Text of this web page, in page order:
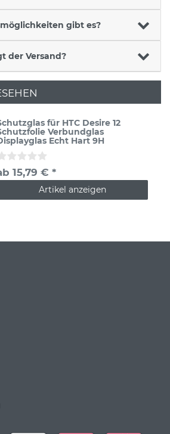
gibt es?
der Versand?
für HTC Desire 12
Verbundglas
Echt Hart 9H
15,79 € *
Artikel anzeigen